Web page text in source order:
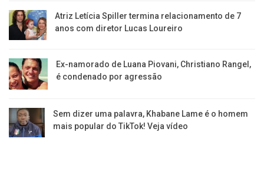
Atriz Letícia Spiller termina relacionamento de 7
anos com diretor Lucas Loureiro
Ex-namorado de Luana Piovani, Christiano Rangel,
é condenado por agressão
Sem dizer uma palavra, Khabane Lame é o homem
mais popular do TikTok! Veja vídeo